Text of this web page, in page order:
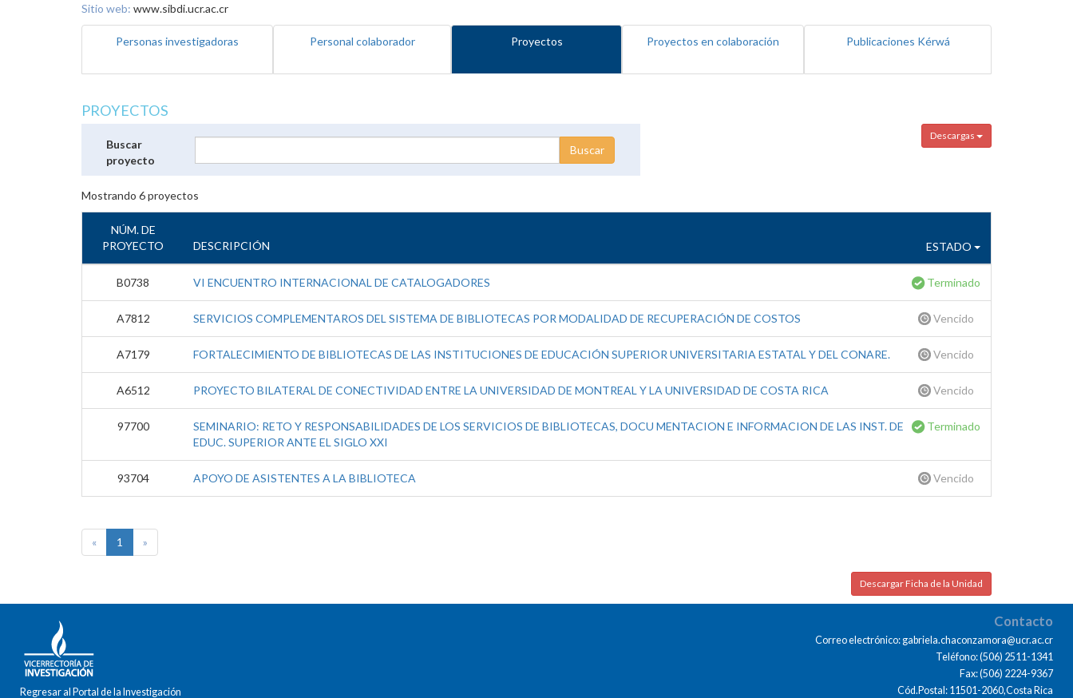
Sitio web: www.sibdi.ucr.ac.cr
Personas investigadoras Personal colaborador Proyectos Proyectos en colaboración Publicaciones Kérwá
PROYECTOS
Descargas
Buscar
proyecto
Mostrando 6proyectos
NÚM. DE
PROYECTO
DESCRIPCIÓN ESTADO
B0738 VI ENCUENTRO INTERNACIONAL DE CATALOGADORES Terminado
A7812 SERVICIOS COMPLEMENTAROS DEL SISTEMA DE BIBLIOTECAS POR MODALIDAD DE RECUPERACIÓN DE COSTOS Vencido
A7179 FORTALECIMIENTO DE BIBLIOTECAS DE LAS INSTITUCIONES DE EDUCACIÓN SUPERIOR UNIVERSITARIA ESTATAL Y DEL CONARE. Vencido
A6512 PROYECTO BILATERAL DE CONECTIVIDAD ENTRE LA UNIVERSIDAD DE MONTREAL Y LA UNIVERSIDAD DE COSTA RICA Vencido
97700
SEMINARIO: RETO Y RESPONSABILIDADES DE LOS SERVICIOS DE BIBLIOTECAS, DOCU MENTACION E INFORMACION DE LAS INST. DE
EDUC. SUPERIOR ANTE EL SIGLO XXI
Terminado
93704 APOYO DE ASISTENTES A LA BIBLIOTECA Vencido
« 1 »
Descargar Ficha de la Unidad
Regresar al Portal de la Investigación
Contacto
Correo electrónico: gabriela.chaconzamora@ucr.ac.cr
Teléfono: (506) 2511-1341
Fax: (506) 2224-9367
Cód.Postal: 11501-2060,Costa Rica